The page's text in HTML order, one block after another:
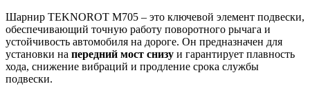
Шарнир TEKNOROT M705 – это ключевой элемент подвески,
обеспечивающий точную работу поворотного рычага и
устойчивость автомобиля на дороге. Он предназначен для
установки на передний мост снизу и гарантирует плавность
хода, снижение вибраций и продление срока службы
подвески.